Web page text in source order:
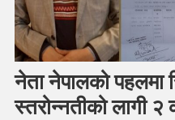
नेता नेपालको
स्तरोन्नतीको लागी